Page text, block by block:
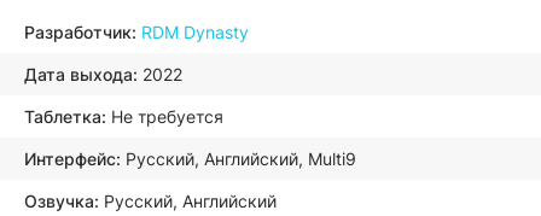
Разработчик: RDM Dynasty
Дата выхода: 2022
Таблетка: Не требуется
Интерфейс: Русский, Английский, Multi9
Озвучка: Русский, Английский